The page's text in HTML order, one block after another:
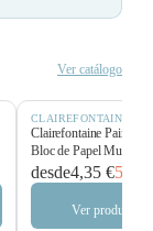
Ver catálogo
CLAIREFONTAINE
Clairefontaine
Bloc de Papel
250 g/m²
desde4,35 €5,80
Ver producto